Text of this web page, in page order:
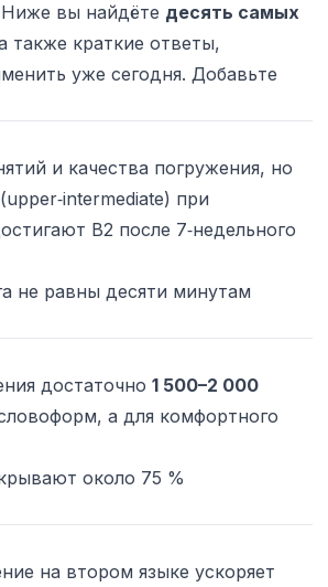
вы найдёте десять самых
также краткие ответы,
уже сегодня. Добавьте
и качества погружения, но
при
B2 после 7‑недельного
не равны десяти минутам
достаточно 1 500–2 000
а для комфортного
около 75 %
на втором языке ускоряет